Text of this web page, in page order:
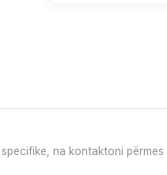
na kontaktoni përmes